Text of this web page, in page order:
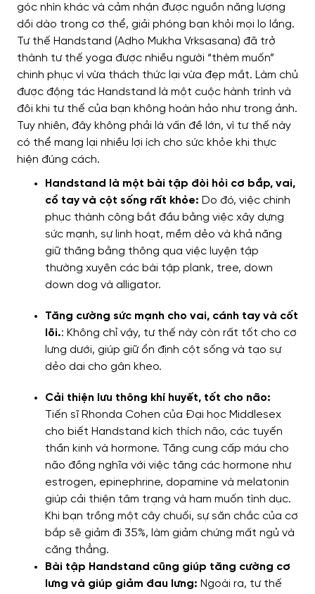
góc nhìn khác và cảm nhận được nguồn năng lượng
dồi dào trong cơ thể, giải phóng bạn khỏi mọi lo lắng.
Tư thế Handstand (Adho Mukha Vrksasana) đã trở
thành tư thế yoga được nhiều người “thèm muốn”
chinh phục vì vừa thách thức lại vừa đẹp mắt. Làm chủ
được động tác Handstand là một cuộc hành trình và
đôi khi tư thế của bạn không hoàn hảo như trong ảnh.
Tuy nhiên, đây không phải là vấn đề lớn, vì tư thế này
có thể mang lại nhiều lợi ích cho sức khỏe khi thực
hiện đúng cách.
Handstand là một bài tập đòi hỏi cơ bắp, vai,
cổ tay và cột sống rất khỏe: Do đó, việc chinh
phục thành công bắt đầu bằng việc xây dựng
sức mạnh, sự linh hoạt, mềm dẻo và khả năng
giữ thăng bằng thông qua việc luyện tập
thường xuyên các bài tập plank, tree, down
down dog và alligator.
Tăng cường sức mạnh cho vai, cánh tay và cốt
lõi.: Không chỉ vậy, tư thế này còn rất tốt cho cơ
lưng dưới, giúp giữ ổn định cột sống và tạo sự
dẻo dai cho gân kheo.
Cải thiện lưu thông khí huyết, tốt cho não:
Tiến sĩ Rhonda Cohen của Đại học Middlesex
cho biết Handstand kích thích não, các tuyến
thần kinh và hormone. Tăng cung cấp máu cho
não đồng nghĩa với việc tăng các hormone như
estrogen, epinephrine, dopamine và melatonin
giúp cải thiện tâm trạng và ham muốn tình dục.
Khi bạn trồng một cây chuối, sự săn chắc của cơ
bắp sẽ giảm đi 35%, làm giảm chứng mất ngủ và
căng thẳng.
Bài tập Handstand cũng giúp tăng cường cơ
lưng và giúp giảm đau lưng: Ngoài ra, tư thế